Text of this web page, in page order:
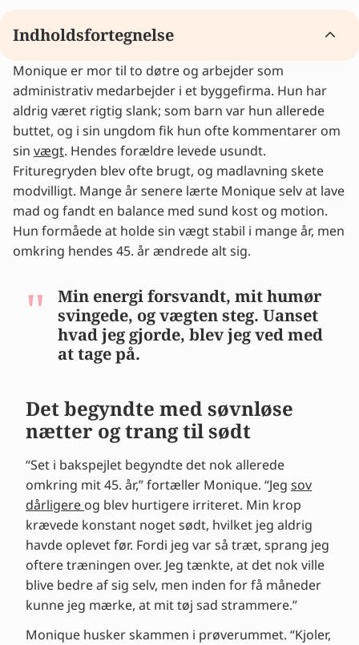
Indholdsfortegnelse
Det begyndte med søvnløse nætter og trang til
sødt
Motion, diæter og stadig vægtøgning
“Måske er der noget galt med din
skjoldbruskkirtel”
Skridtet mod medicin
En ny begyndelse
Moniques råd til andre kvinder
Tips fra eksperter og erfaringer
Monique er mor til to døtre og arbejder som
administrativ medarbejder i et byggefirma. Hun har
aldrig været rigtig slank; som barn var hun allerede
buttet, og i sin ungdom fik hun ofte kommentarer om
sin vægt. Hendes forældre levede usundt.
Frituregryden blev ofte brugt, og madlavning skete
modvilligt. Mange år senere lærte Monique selv at lave
mad og fandt en balance med sund kost og motion.
Hun formåede at holde sin vægt stabil i mange år, men
omkring hendes 45. år ændrede alt sig.
Min energi forsvandt, mit humør
svingede, og vægten steg. Uanset
hvad jeg gjorde, blev jeg ved med
at tage på.
Det begyndte med søvnløse
nætter og trang til sødt
“Set i bakspejlet begyndte det nok allerede
omkring mit 45. år,” fortæller Monique. “Jeg sov
dårligere og blev hurtigere irriteret. Min krop
krævede konstant noget sødt, hvilket jeg aldrig
havde oplevet før. Fordi jeg var så træt, sprang jeg
oftere træningen over. Jeg tænkte, at det nok ville
blive bedre af sig selv, men inden for få måneder
kunne jeg mærke, at mit tøj sad strammere.”
Monique husker skammen i prøverummet. “Kjoler,